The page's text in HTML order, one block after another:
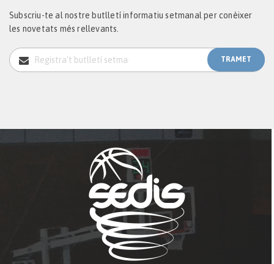
Subscriu-te al nostre butlletí informatiu setmanal per conèixer
les novetats més rellevants.